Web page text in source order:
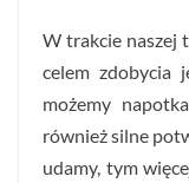
W trakcie naszej
celem zdobycia
możemy
również silne
udamy, tym